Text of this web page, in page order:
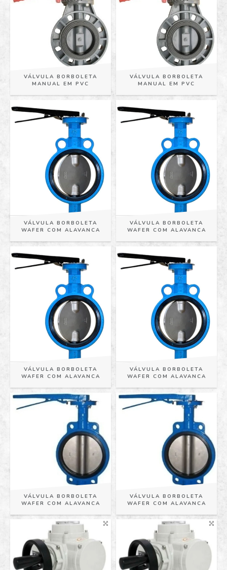
VÁLVULA BORBOLETA
MANUAL EM PVC
VÁLVULA BORBOLETA
MANUAL EM PVC
VÁLVULA BORBOLETA
WAFER COM ALAVANCA
VÁLVULA BORBOLETA
WAFER COM ALAVANCA
VÁLVULA BORBOLETA
WAFER COM ALAVANCA
VÁLVULA BORBOLETA
WAFER COM ALAVANCA
VÁLVULA BORBOLETA
WAFER COM ALAVANCA
VÁLVULA BORBOLETA
WAFER COM ALAVANCA